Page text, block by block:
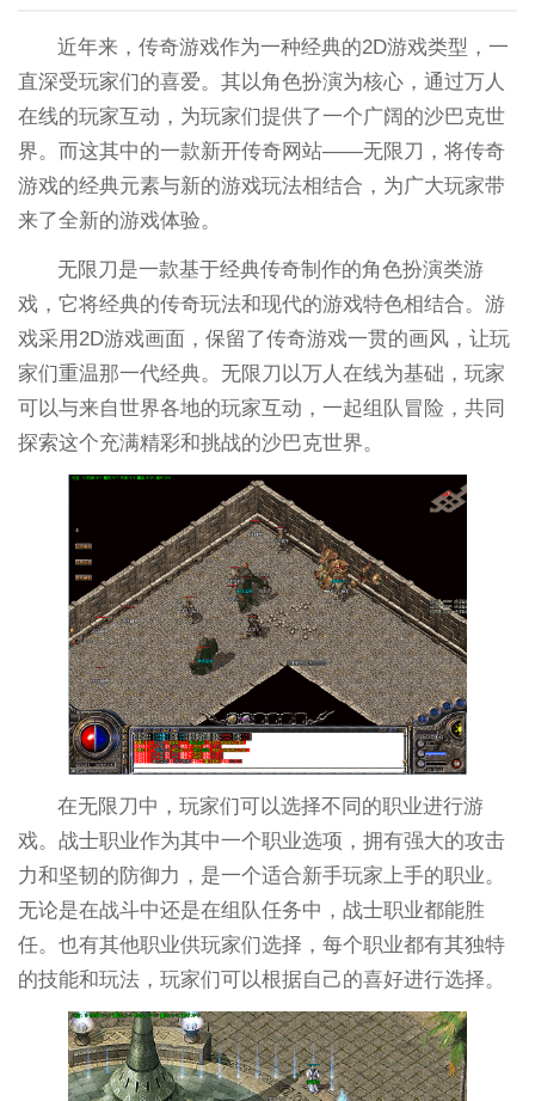
近年来，传奇游戏作为一种经典的2D游戏类型，一
直深受玩家们的喜爱。其以角色扮演为核心，通过万人
在线的玩家互动，为玩家们提供了一个广阔的沙巴克世
界。而这其中的一款新开传奇网站——无限刀，将传奇
游戏的经典元素与新的游戏玩法相结合，为广大玩家带
来了全新的游戏体验。
无限刀是一款基于经典传奇制作的角色扮演类游
戏，它将经典的传奇玩法和现代的游戏特色相结合。游
戏采用2D游戏画面，保留了传奇游戏一贯的画风，让玩
家们重温那一代经典。无限刀以万人在线为基础，玩家
可以与来自世界各地的玩家互动，一起组队冒险，共同
探索这个充满精彩和挑战的沙巴克世界。
在无限刀中，玩家们可以选择不同的职业进行游
戏。战士职业作为其中一个职业选项，拥有强大的攻击
力和坚韧的防御力，是一个适合新手玩家上手的职业。
无论是在战斗中还是在组队任务中，战士职业都能胜
任。也有其他职业供玩家们选择，每个职业都有其独特
的技能和玩法，玩家们可以根据自己的喜好进行选择。